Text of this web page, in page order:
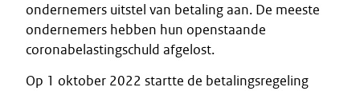
ondernemers uitstel van betaling aan. De meeste
ondernemers hebben hun openstaande
coronabelastingschuld afgelost.
Op 1 oktober 2022 startte de betalingsregeling